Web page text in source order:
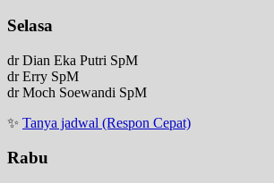
Selasa
dr Dian Eka Putri SpM
dr Erry SpM
dr Moch Soewandi SpM
✨ Tanya jadwal (Respon Cepat)
Rabu